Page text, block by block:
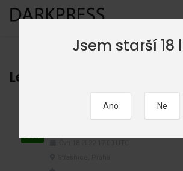
Letem světem:
Jsem starší 18